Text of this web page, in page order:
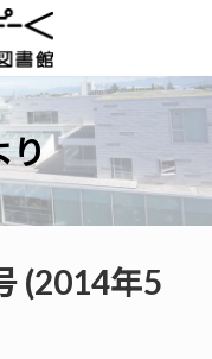
り
(2014年5